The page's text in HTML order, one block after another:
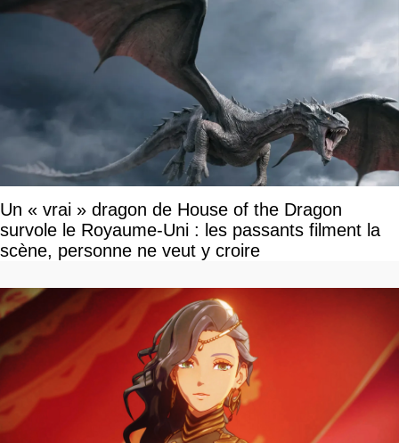
Un « vrai » dragon de House of the Dragon
survole le Royaume-Uni : les passants filment la
scène, personne ne veut y croire